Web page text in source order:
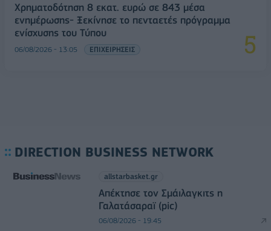
Χρηματοδότηση 8 εκατ. ευρώ σε 843 μέσα
ενημέρωσης- Ξεκίνησε το πενταετές πρόγραμμα
ενίσχυσης του Τύπου
06/08/2026 - 13:05 ΕΠΙΧΕΙΡΗΣΕΙΣ
DIRECTION BUSINESS NETWORK
allstarbasket.gr
Απέκτησε τον Σμάιλαγκιτς η
Γαλατάσαραϊ (pic)
06/08/2026 - 19:45